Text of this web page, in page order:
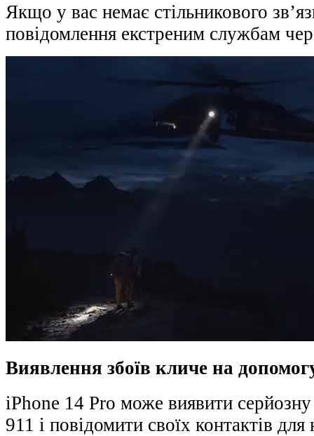
Якщо у вас немає стільникового
повідомлення екстреним службам
Виявлення збоїв кличе на
iPhone 14 Pro може виявити
911 і повідомити своїх контактів